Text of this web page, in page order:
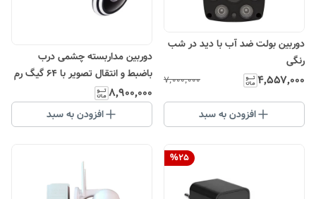
دوربین بولت ضد آب با دید در شب
رنگی
۴٬۵۵۷٬۰۰۰ ۷٬۰۰۰٬۰۰۰
افزودن به سبد
دوربین مداربسته چشمی درب
باضبط و انتقال تصویر با 64 گیگ رم
داخلی
۸٬۹۰۰٬۰۰۰
افزودن به سبد
%25